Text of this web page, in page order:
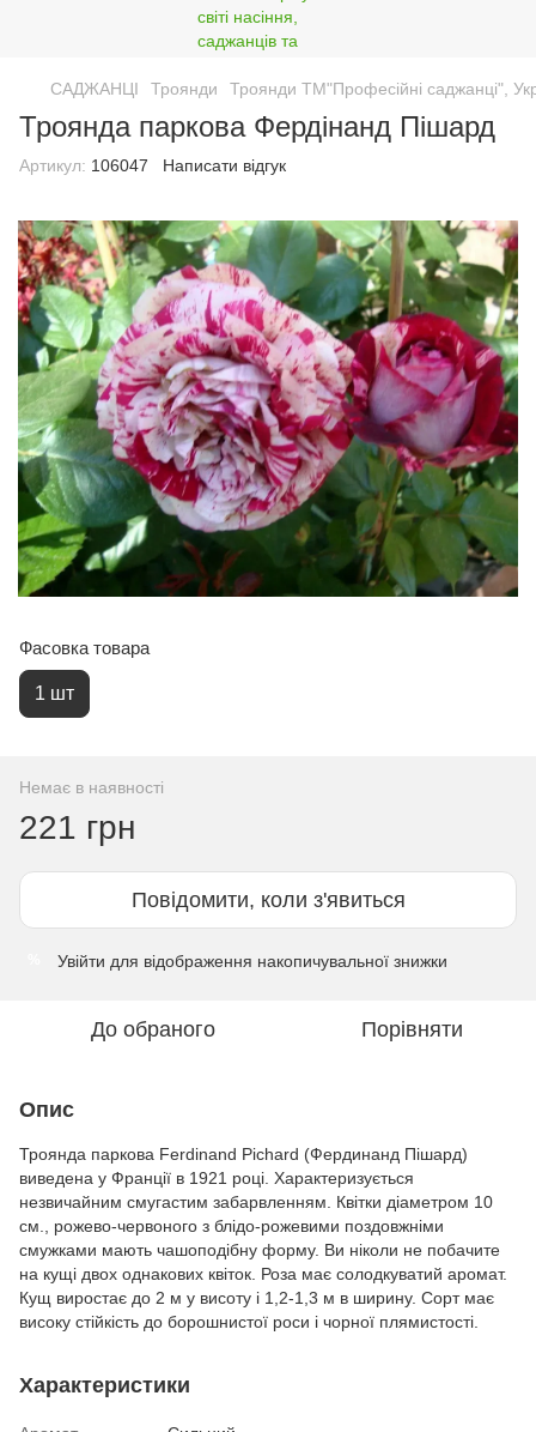
САДЖАНЦІ Троянди Троянди ТМ"Професійні саджанці",
Троянда паркова Фердінанд Пішард
Артикул: 106047 Написати відгук
Фасовка товара
1 шт
Немає в наявності
221 грн
Повідомити, коли з'явиться
Увійти для відображення накопичувальної знижки
До обраного Порівняти
Опис
Троянда паркова Ferdinand Pichard (Фердинанд Пішард)
виведена у Франції в 1921 році. Характеризується
незвичайним смугастим забарвленням. Квітки діаметром 10
см., рожево-червоного з блідо-рожевими поздовжніми
смужками мають чашоподібну форму. Ви ніколи не побачите
на кущі двох однакових квіток. Роза має солодкуватий аромат.
Кущ виростає до 2 м у висоту і 1,2-1,3 м в ширину. Сорт має
високу стійкість до борошнистої роси і чорної плямистості.
Характеристики